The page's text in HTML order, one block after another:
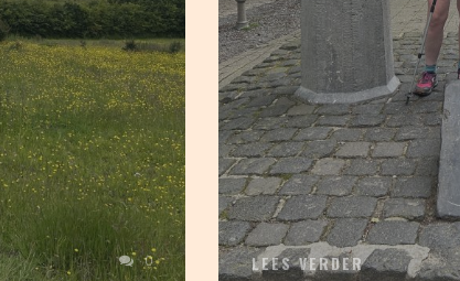
0 LEES VERDER